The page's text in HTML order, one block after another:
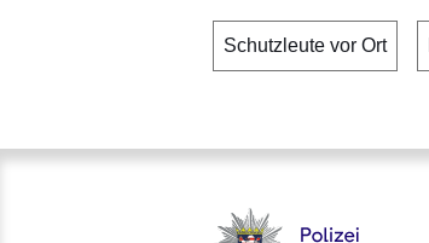
Schutzleute vor Ort